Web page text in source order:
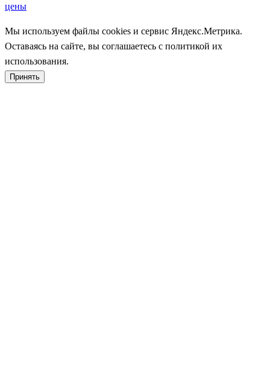
цены
Мы используем файлы cookies и сервис Яндекс.Метрика.
Оставаясь на сайте, вы соглашаетесь с политикой их
использования.
Принять